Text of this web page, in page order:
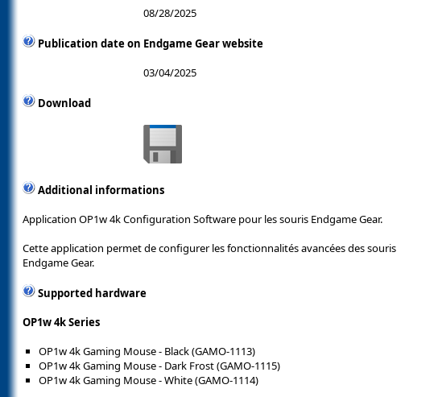
08/28/2025
Publication date on Endgame Gear website
03/04/2025
Download
Additional informations
Application OP1w 4k Configuration Software pour les souris Endgame Gear.
Cette application permet de configurer les fonctionnalités avancées des souris
Endgame Gear.
Supported hardware
OP1w 4k Series
OP1w 4k Gaming Mouse - Black (GAMO-1113)
OP1w 4k Gaming Mouse - Dark Frost (GAMO-1115)
OP1w 4k Gaming Mouse - White (GAMO-1114)